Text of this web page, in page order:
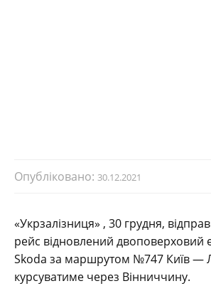
Опубліковано: 30.12.2021
«Укрзалізниця» , 30 грудня,
рейс відновлений двоповерховий
Skoda за маршрутом №747 Київ —
курсуватиме через Вінниччину.